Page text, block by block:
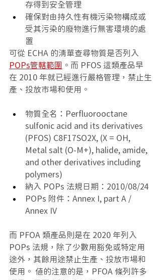
存得到安全管理
確保對由持久性有機污染物構成或
受其污染的廢物進行無害環境的處
置
可從 ECHA 的清單查尋物質是否列入
POPs管轄範圍 。而 PFOS 這類產品早
在 2010 年就已經進行嚴格管理，禁止生
產、投放市場和使用。
物質全名：Perfluorooctane
sulfonic acid and its derivatives
(PFOS) C8F17SO2X, (X = OH,
Metal salt (O-M+), halide, amide,
and other derivatives including
polymers)
納入 POPs 法規日期：2010/08/24
POPs 附件：Annex I, part A /
Annex IV
而 PFOA 類產品則是在 2020 年列入
POPs 法規，除了少數用豁免或特定用
途外，其餘用途禁止生產、投放市場和
使用。 值的注意的是，PFOA 條列許多